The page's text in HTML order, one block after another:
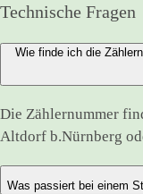
Technische Fragen
Wie finde ich die
Die Zählernummer
Altdorf b.Nürnberg
Was passiert bei einem